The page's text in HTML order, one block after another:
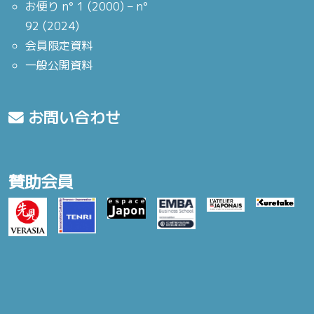
お便り n° 1 (2000) – n°
92 (2024)
会員限定資料
一般公開資料
お問い合わせ
賛助会員